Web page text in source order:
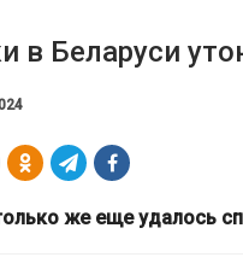
в Беларуси
же еще удалось